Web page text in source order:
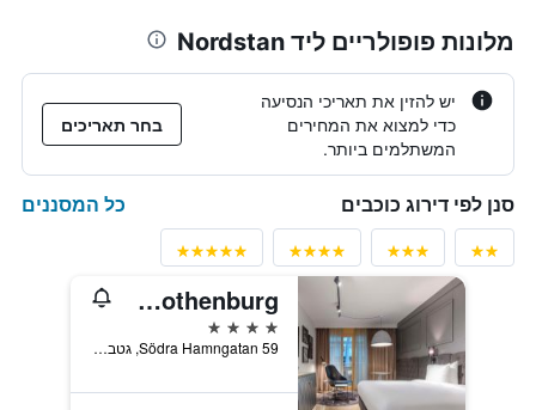
מלונות פופולריים ליד Nordstan
יש להזין את תאריכי הנסיעה
כדי למצוא את המחירים
המשתלמים ביותר.
בחר תאריכים
סנן לפי דירוג כוכבים כל המסננים
Radisson Blu Scandinavia Hotel, Gothenburg
4 כוכבים
Södra Hamngatan 59, גטבורג, יטאלנד המערבית, שוודיה